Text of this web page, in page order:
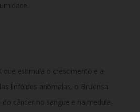
que estimula o crescimento e a
linfóides anômalas, o Brukinsa
câncer no sangue e na medula